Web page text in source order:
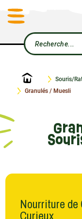
Accueil Souris/
Granulés / Muesli
Nourriture de
Curieux